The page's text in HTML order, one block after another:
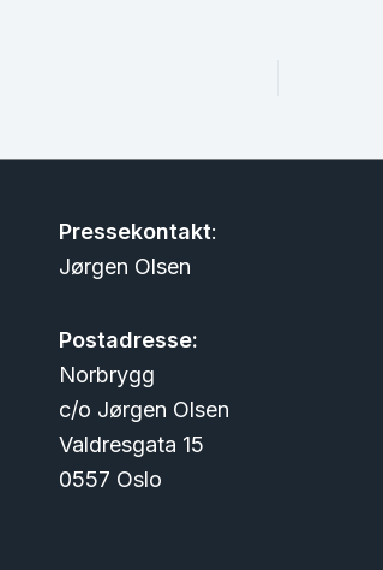
Pressekontakt:
Jørgen Olsen
Postadresse:
Norbrygg
c/o Jørgen Olsen
Valdresgata 15
0557 Oslo